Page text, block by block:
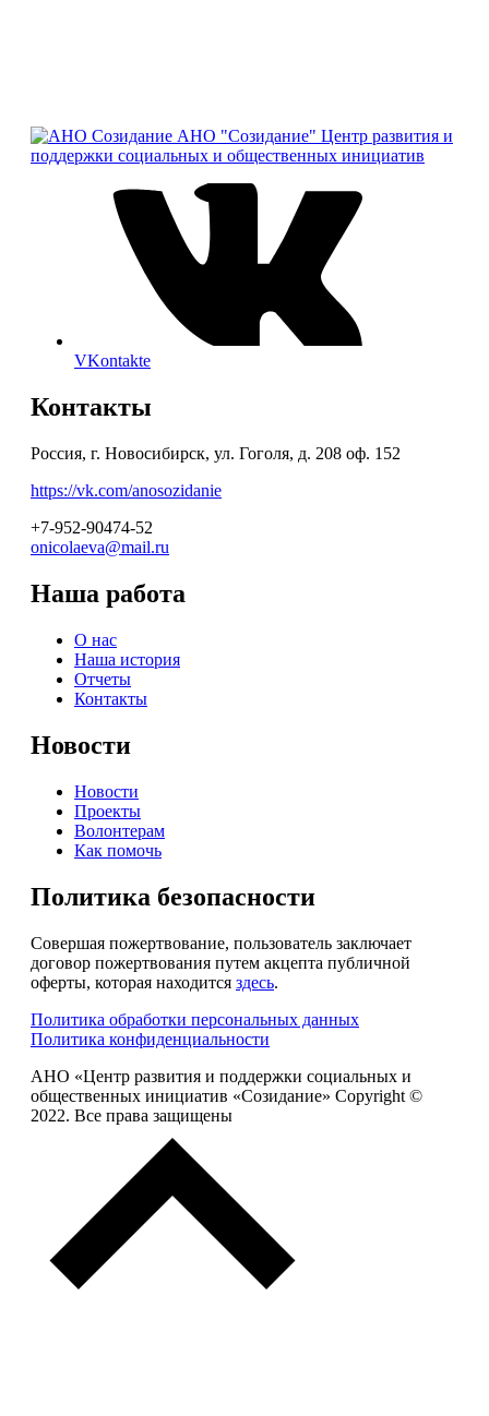
АНО "Созидание" Центр развития и
поддержки социальных и общественных инициатив
VKontakte
Контакты
Россия, г. Новосибирск, ул. Гоголя, д. 208 оф. 152
https://vk.com/anosozidanie
+7-952-90474-52
onicolaeva@mail.ru
Наша работа
О нас
Наша история
Отчеты
Контакты
Новости
Новости
Проекты
Волонтерам
Как помочь
Политика безопасности
Совершая пожертвование, пользователь заключает
договор пожертвования путем акцепта публичной
оферты, которая находится здесь.
Политика обработки персональных данных
Политика конфиденциальности
АНО «Центр развития и поддержки социальных и
общественных инициатив «Созидание» Copyright ©
2022. Все права защищены